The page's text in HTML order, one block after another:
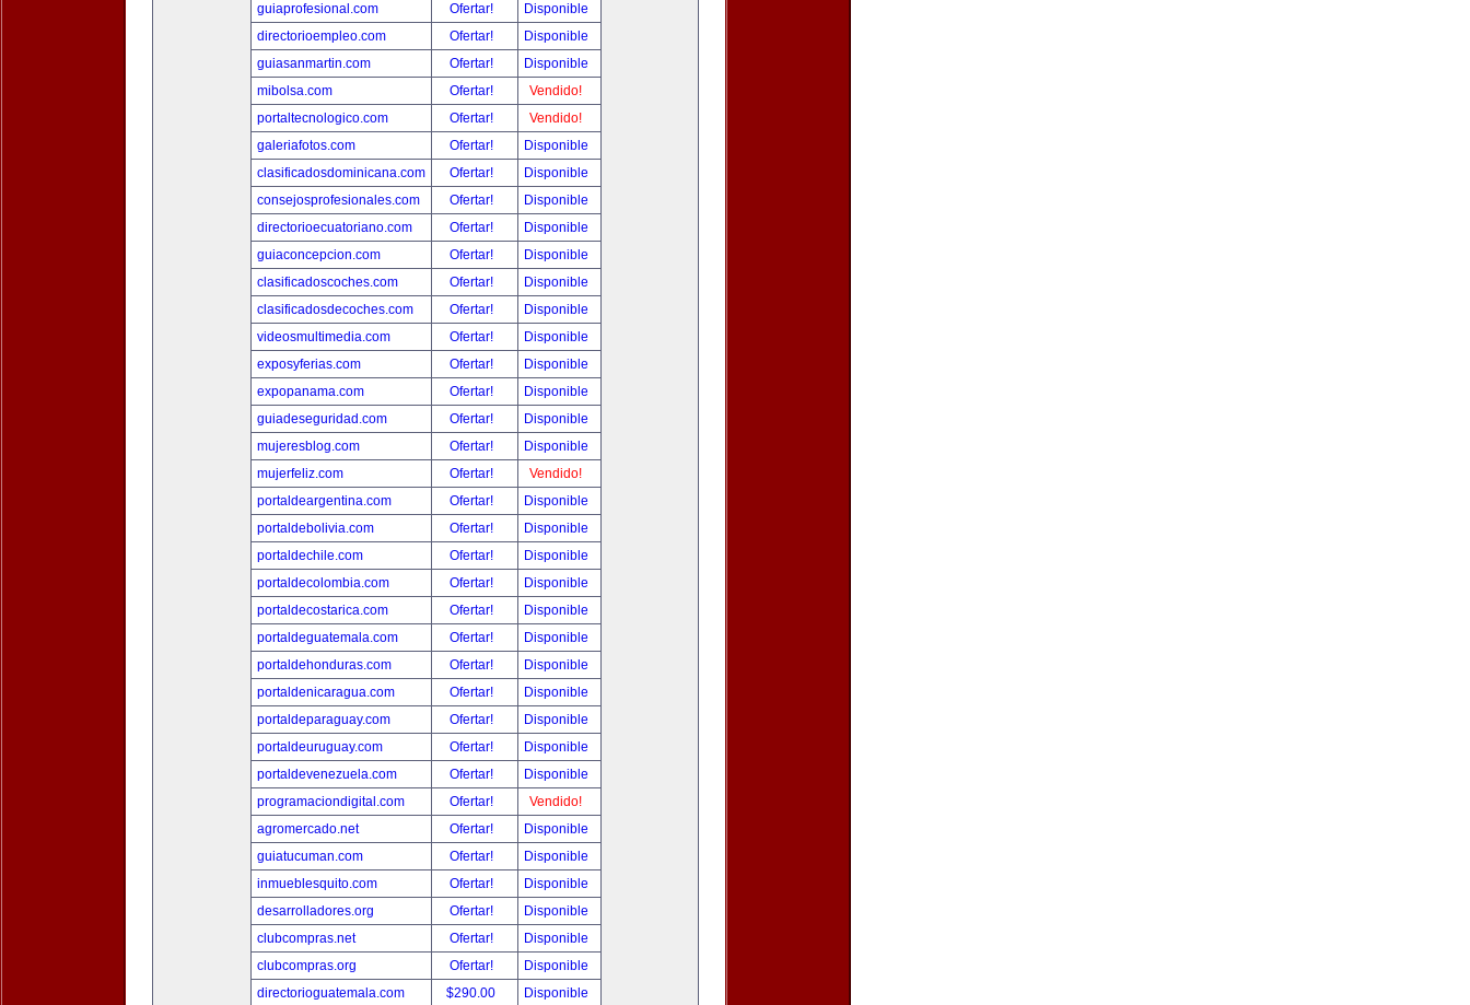
guiaprofesional.com
Ofertar!
Disponible
directorioempleo.com
Ofertar!
Disponible
guiasanmartin.com
Ofertar!
Disponible
mibolsa.com
Ofertar!
Vendido!
portaltecnologico.com
Ofertar!
Vendido!
galeriafotos.com
Ofertar!
Disponible
clasificadosdominicana.com
Ofertar!
Disponible
consejosprofesionales.com
Ofertar!
Disponible
directorioecuatoriano.com
Ofertar!
Disponible
guiaconcepcion.com
Ofertar!
Disponible
clasificadoscoches.com
Ofertar!
Disponible
clasificadosdecoches.com
Ofertar!
Disponible
videosmultimedia.com
Ofertar!
Disponible
exposyferias.com
Ofertar!
Disponible
expopanama.com
Ofertar!
Disponible
guiadeseguridad.com
Ofertar!
Disponible
mujeresblog.com
Ofertar!
Disponible
mujerfeliz.com
Ofertar!
Vendido!
portaldeargentina.com
Ofertar!
Disponible
portaldebolivia.com
Ofertar!
Disponible
portaldechile.com
Ofertar!
Disponible
portaldecolombia.com
Ofertar!
Disponible
portaldecostarica.com
Ofertar!
Disponible
portaldeguatemala.com
Ofertar!
Disponible
portaldehonduras.com
Ofertar!
Disponible
portaldenicaragua.com
Ofertar!
Disponible
portaldeparaguay.com
Ofertar!
Disponible
portaldeuruguay.com
Ofertar!
Disponible
portaldevenezuela.com
Ofertar!
Disponible
programaciondigital.com
Ofertar!
Vendido!
agromercado.net
Ofertar!
Disponible
guiatucuman.com
Ofertar!
Disponible
inmueblesquito.com
Ofertar!
Disponible
desarrolladores.org
Ofertar!
Disponible
clubcompras.net
Ofertar!
Disponible
clubcompras.org
Ofertar!
Disponible
directorioguatemala.com
$290.00
Disponible